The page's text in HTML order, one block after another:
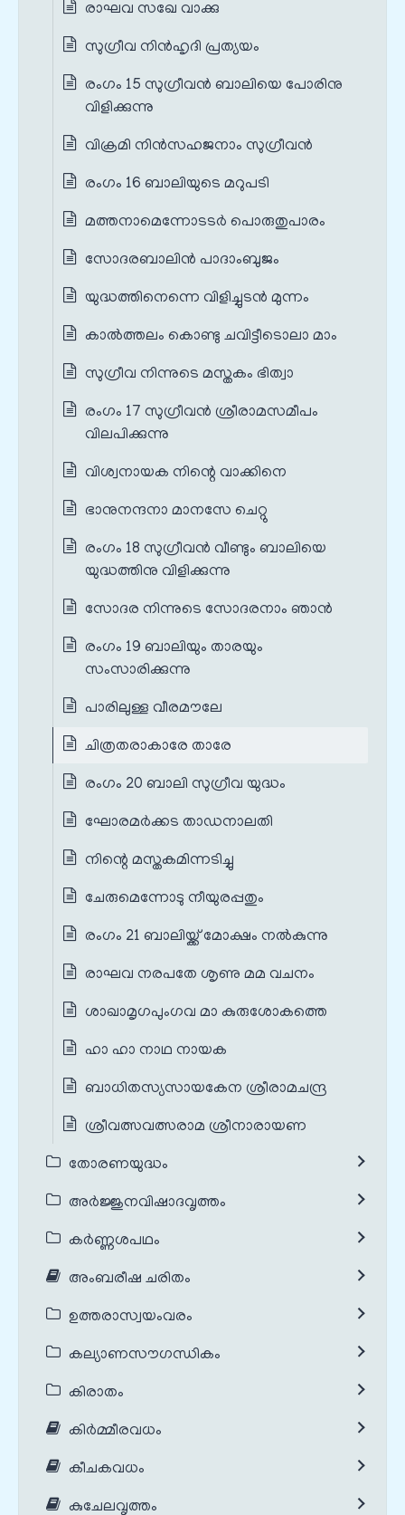
രാഘവ സഖേ വാക്കു
സുഗ്രീവ നിന്‍‌ഹൃദി പ്രത്യയം
രംഗം 15 സുഗ്രീവൻ ബാലിയെ പോരിനു
വിളിക്കുന്നു
വിക്രമി നിന്‍സഹജനാം സുഗ്രീവന്‍
രംഗം 16 ബാലിയുടെ മറുപടി
മത്തനാമെന്നോടടര്‍ പൊരുതുപാരം
സോദരബാലിന്‍ പാദാംബുജം
യുദ്ധത്തിനെന്നെ വിളിച്ചുടന്‍ മുന്നം
കാല്‍ത്തലം കൊണ്ടു ചവിട്ടീടൊലാ മാം
സുഗ്രീവ നിന്നുടെ മസ്തകം ഭിത്വാ
രംഗം 17 സുഗ്രീവൻ ശ്രീരാമസമീപം
വിലപിക്കുന്നു
വിശ്വനായക നിന്റെ വാക്കിനെ
ഭാനുനന്ദനാ മാനസേ ചെറ്റു
രംഗം 18 സുഗ്രീവൻ വീണ്ടും ബാലിയെ
യുദ്ധത്തിനു വിളിക്കുന്നു
സോദര നിന്നുടെ സോദരനാം ഞാൻ
രംഗം 19 ബാലിയും താരയും
സംസാരിക്കുന്നു
പാരിലുള്ള വീരമൗലേ
ചിത്രതരാകാരേ താരേ
രംഗം 20 ബാലി സുഗ്രീവ യുദ്ധം
ഘോരമർക്കട താഡനാലതി
നിന്റെ മസ്തകമിന്നടിച്ചു
ചേരുമെന്നോടു നീയുരപ്പതും
രംഗം 21 ബാലിയ്ക്ക് മോക്ഷം നൽകുന്നു
രാഘവ നരപതേ ശൃണു മമ വചനം
ശാഖാമൃഗപുംഗവ മാ കുരുശോകത്തെ
ഹാ ഹാ നാഥ നായക
ബാധിതസ്യസായകേന ശ്രീരാമചന്ദ്ര
ശ്രീവത്സവത്സരാമ ശ്രീനാരായണ
തോരണയുദ്ധം
അർജ്ജുനവിഷാദവൃത്തം
കർണ്ണശപഥം
അംബരീഷ ചരിതം
ഉത്തരാസ്വയംവരം
കല്യാണസൗഗന്ധികം
കിരാതം
കിർമ്മീരവധം
കീചകവധം
കുചേലവൃത്തം